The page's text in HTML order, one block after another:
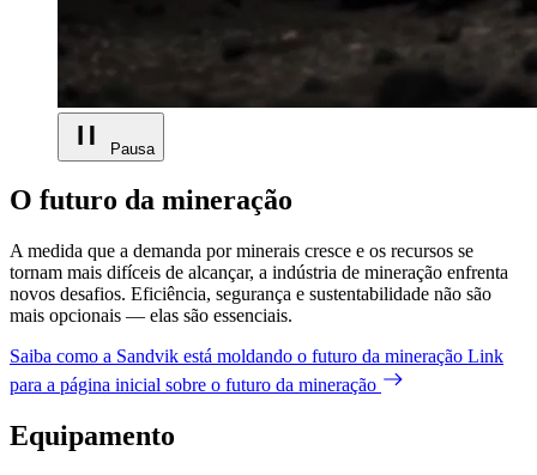
Pausa
O futuro da mineração
A medida que a demanda por minerais cresce e os recursos se
tornam mais difíceis de alcançar, a indústria de mineração enfrenta
novos desafios. Eficiência, segurança e sustentabilidade não são
mais opcionais — elas são essenciais.
Saiba como a Sandvik está moldando o futuro da mineração Link
para a página inicial sobre o futuro da mineração
Equipamento